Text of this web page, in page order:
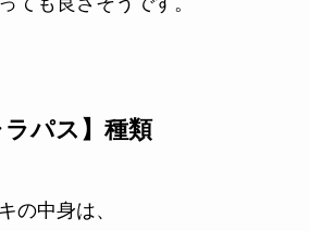
ラパス】種類
の中身は、